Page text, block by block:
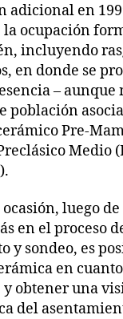
adicional en
la ocupación
incluyendo
en donde se
–
población
Pre-
Medio
luego
en el proceso
y sondeo, es
en
obtener una
del